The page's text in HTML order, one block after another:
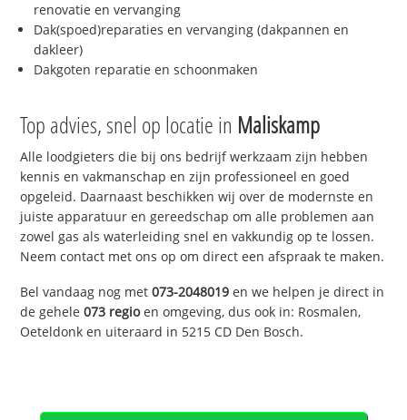
renovatie en vervanging
Dak(spoed)reparaties en vervanging (dakpannen en
dakleer)
Dakgoten reparatie en schoonmaken
Top advies, snel op locatie in Maliskamp
Alle loodgieters die bij ons bedrijf werkzaam zijn hebben
kennis en vakmanschap en zijn professioneel en goed
opgeleid. Daarnaast beschikken wij over de modernste en
juiste apparatuur en gereedschap om alle problemen aan
zowel gas als waterleiding snel en vakkundig op te lossen.
Neem contact met ons op om direct een afspraak te maken.
Bel vandaag nog met073-2048019 en we helpen je direct in
de gehele073 regioen omgeving, dus ook in: Rosmalen,
Oeteldonk en uiteraard in 5215 CD Den Bosch.